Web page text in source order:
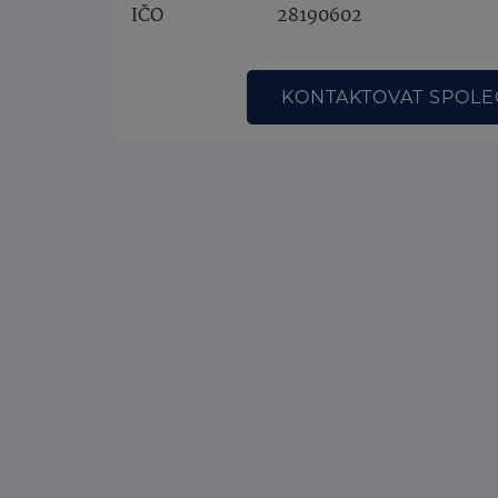
IČO
28190602
KONTAKTOVAT